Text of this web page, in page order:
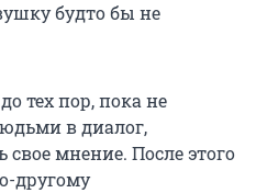
будто бы не
тех пор, пока не
в диалог,
мнение. После этого
другому